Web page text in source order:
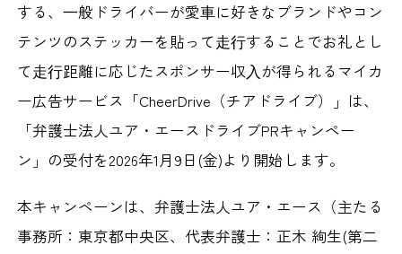
する、⼀般ドライバーが愛⾞に好きなブランドやコン
テンツのステッカーを貼って⾛⾏することでお礼とし
て⾛⾏距離に応じたスポンサー収⼊が得られるマイカ
ー広告サービス「CheerDrive（チアドライブ）」は、
「弁護士法人ユア・エースドライブPRキャンペー
ン」の受付を2026年1月9日(金)より開始します。
本キャンペーンは、弁護士法人ユア・エース（主たる
事務所：東京都中央区、代表弁護士：正木 絢生(第二